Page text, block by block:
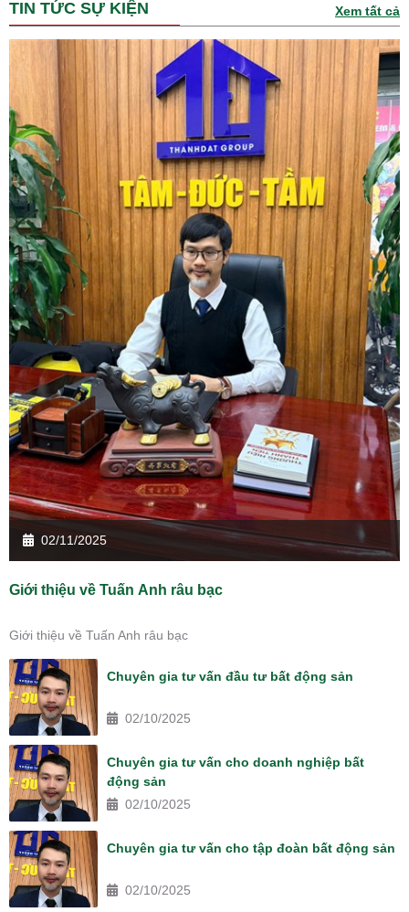
TIN TỨC SỰ KIỆN Xem tất cả
02/11/2025
Giới thiệu về Tuấn Anh râu bạc
Giới thiệu về Tuấn Anh râu bạc
Chuyên gia tư vấn đầu tư bất động sản
02/10/2025
Chuyên gia tư vấn cho doanh nghiệp bất
động sản
02/10/2025
Chuyên gia tư vấn cho tập đoàn bất động sản
02/10/2025